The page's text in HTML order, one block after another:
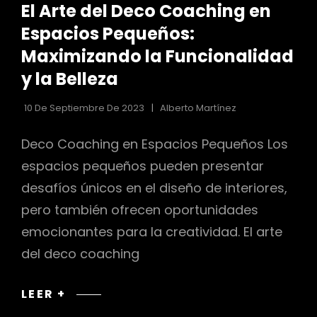
LAS
CATEGORÍAS
El Arte del Deco Coaching en
Espacios Pequeños:
Maximizando la Funcionalidad
y la Belleza
10 De Septiembre De 2023 Alberto Martínez
Deco Coaching en Espacios Pequeños Los
espacios pequeños pueden presentar
desafíos únicos en el diseño de interiores,
pero también ofrecen oportunidades
emocionantes para la creatividad. El arte
del deco coaching
LEER +
EL